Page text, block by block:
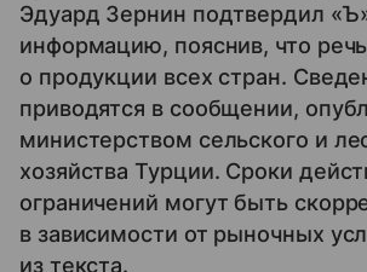
Эдуард Зернин подтвердил
информацию, пояснив, что
о продукции всех стран.
приводятся в сообщении,
министерством сельского и
хозяйства Турции. Сроки
ограничений могут быть
в зависимости от рыночных
из текста.